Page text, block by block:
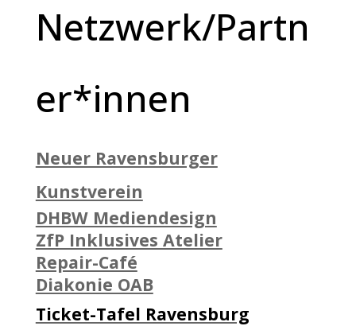
Netzwerk/Partn
er*innen
Neuer Ravensburger
Kunstverein
DHBW Mediendesign
ZfP Inklusives Atelier
Repair-Café
Diakonie OAB
Ticket-Tafel Ravensburg